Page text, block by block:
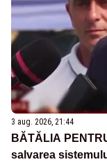
3 aug. 2026, 21:44
BĂTĂLIA
salvarea